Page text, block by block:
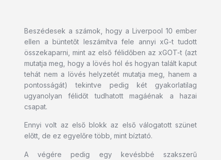
Beszédesek a számok, hogy a Liverpool 10 ember
ellen a büntetőt leszámítva fele annyi xG-t tudott
összekaparni, mint az első félidőben az xGOT-t (azt
mutatja meg, hogy a lövés hol és hogyan talált kaput
tehát nem a lövés helyzetét mutatja meg, hanem a
pontosságát) tekintve pedig két gyakorlatilag
ugyanolyan félidőt tudhatott magáénak a hazai
csapat.
Ennyi volt az első blokk az első válogatott szünet
előtt, de ez egyelőre több, mint bíztató.
A végére pedig egy kevésbbé szakszerű